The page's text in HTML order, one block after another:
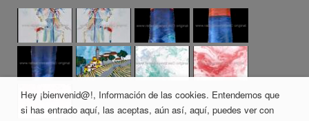
Hey ¡bienvenid@!, Información de las cookies. Entendemos que
si has entrado aquí, las aceptas, aún así, aquí, puedes ver con